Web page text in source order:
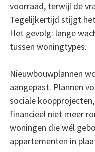
voorraad, terwijl de
Tegelijkertijd stijgt
Het gevolg: lange
tussen woningtypes.
Nieuwbouwplannen
aangepast. Plannen
sociale
financieel niet meer
woningen die wél
appartementen in